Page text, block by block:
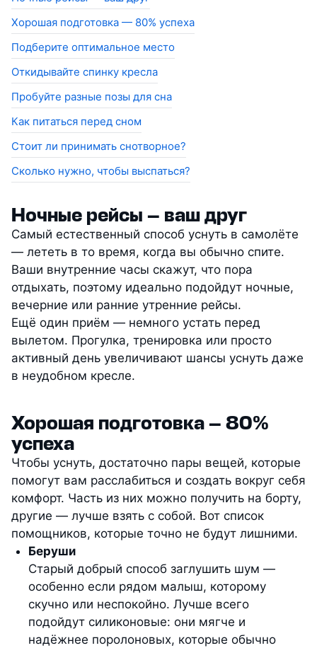
Хорошая подготовка — 80% успеха
Подберите оптимальное место
Откидывайте спинку кресла
Пробуйте разные позы для сна
Как питаться перед сном
Стоит ли принимать снотворное?
Сколько нужно, чтобы выспаться?
Ночные рейсы — ваш друг
Самый естественный способ уснуть в самолёте
— лететь в то время, когда вы обычно спите.
Ваши внутренние часы скажут, что пора
отдыхать, поэтому идеально подойдут ночные,
вечерние или ранние утренние рейсы.
Ещё один приём — немного устать перед
вылетом. Прогулка, тренировка или просто
активный день увеличивают шансы уснуть даже
в неудобном кресле.
Хорошая подготовка — 80%
успеха
Чтобы уснуть, достаточно пары вещей, которые
помогут вам расслабиться и создать вокруг себя
комфорт. Часть из них можно получить на борту,
другие — лучше взять с собой. Вот список
помощников, которые точно не будут лишними.
Беруши
Старый добрый способ заглушить шум —
особенно если рядом малыш, которому
скучно или неспокойно. Лучше всего
подойдут силиконовые: они мягче и
надёжнее поролоновых, которые обычно